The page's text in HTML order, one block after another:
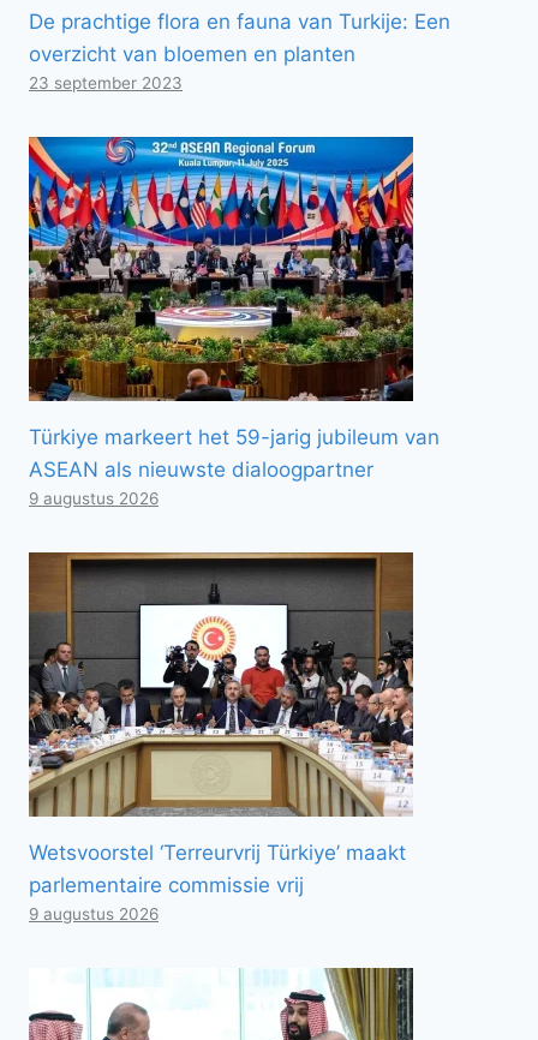
De prachtige flora en fauna van Turkije: Een
overzicht van bloemen en planten
23 september 2023
Türkiye markeert het 59-jarig jubileum van
ASEAN als nieuwste dialoogpartner
9 augustus 2026
Wetsvoorstel ‘Terreurvrij Türkiye’ maakt
parlementaire commissie vrij
9 augustus 2026